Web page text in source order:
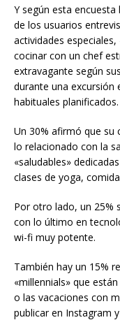
Y según esta
de los usuarios
actividades
cocinar con un chef
extravagante según
durante una excursión
habituales planificados.
Un 30% afirmó que su
lo relacionado con la
«saludables»
clases de yoga,
Por otro lado, un 25%
con lo último en
wi-fi muy potente.
También hay un 15%
«millennials» que
o las vacaciones con
publicar en Instagram